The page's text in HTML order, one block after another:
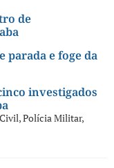
de
parada e foge da
investigados
,Polícia Militar,